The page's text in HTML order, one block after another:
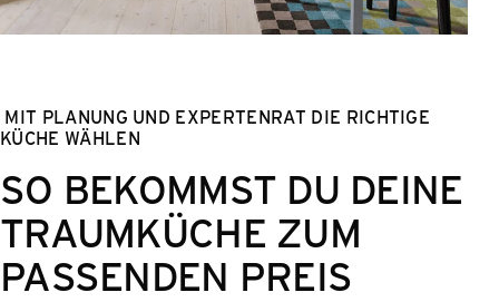
MIT PLANUNG UND EXPERTENRAT DIE RICHTIGE
KÜCHE WÄHLEN
SO BEKOMMST DU DEINE
TRAUMKÜCHE ZUM
PASSENDEN PREIS